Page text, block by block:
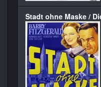
Stadt ohne Maske /